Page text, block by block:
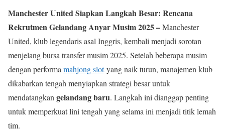
Manchester United Siapkan Langkah Besar: Rencana
Rekrutmen Gelandang Anyar Musim 2025 –Manchester
United, klub legendaris asal Inggris, kembali menjadi sorotan
menjelang bursa transfer musim 2025. Setelah beberapa musim
dengan performa mahjong slotyang naik turun, manajemen klub
dikabarkan tengah menyiapkan strategi besar untuk
mendatangkan gelandang baru. Langkah ini dianggap penting
untuk memperkuat lini tengah yang selama ini menjadi titik lemah
tim.